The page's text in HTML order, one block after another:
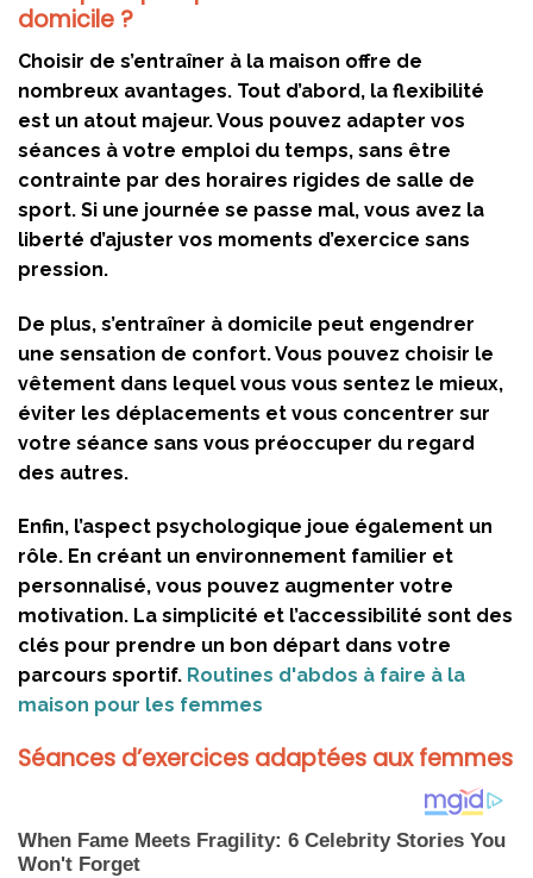
domicile ?
Choisir de s’entraîner à la maison offre de
nombreux avantages. Tout d’abord, la flexibilité
est un atout majeur. Vous pouvez adapter vos
séances à votre emploi du temps, sans être
contrainte par des horaires rigides de salle de
sport. Si une journée se passe mal, vous avez la
liberté d’ajuster vos moments d’exercice sans
pression.
De plus, s’entraîner à domicile peut engendrer
une sensation de confort. Vous pouvez choisir le
vêtement dans lequel vous vous sentez le mieux,
éviter les déplacements et vous concentrer sur
votre séance sans vous préoccuper du regard
des autres.
Enfin, l’aspect psychologique joue également un
rôle. En créant un environnement familier et
personnalisé, vous pouvez augmenter votre
motivation. La simplicité et l’accessibilité sont des
clés pour prendre un bon départ dans votre
parcours sportif. Routines d'abdos à faire à la
maison pour les femmes
Séances d’exercices adaptées aux femmes